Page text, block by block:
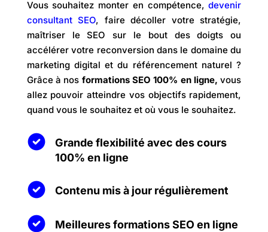
Vous souhaitez monter en compétence,devenir
consultant SEO, faire décoller votre stratégie,
maîtriser le SEO sur le bout des doigts ou
accélérer votre reconversion dans le domaine du
marketing digital et du référencement naturel ?
Grâce à nos formations SEO 100% en ligne, vous
allez pouvoir atteindre vos objectifs rapidement,
quand vous le souhaitez et où vous le souhaitez.
Grande flexibilité avec des cours
100% en ligne
Contenu mis à jour régulièrement
Meilleures formations SEO en ligne